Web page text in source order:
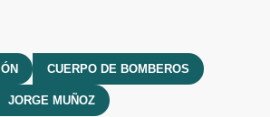
CUERPO DE BOMBEROS
JORGE MUÑOZ